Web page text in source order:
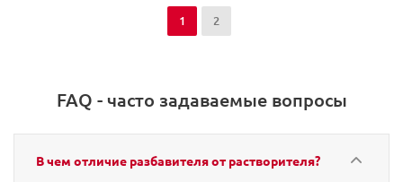
1 2
FAQ - часто задаваемые вопросы
В чем отличие разбавителя от растворителя?